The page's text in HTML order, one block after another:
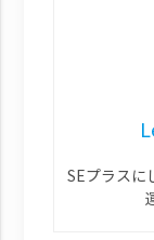
SEプラスに